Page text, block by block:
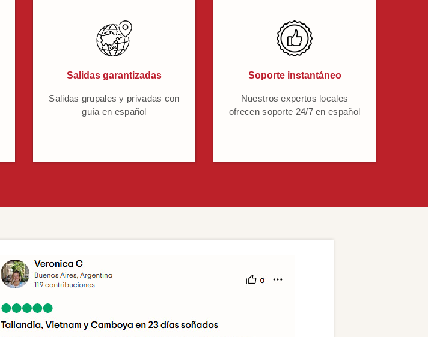
Salidas garantizadas
Salidas grupales y privadas con
guía en español
Soporte instantáneo
Nuestros expertos locales
ofrecen soporte 24/7 en español